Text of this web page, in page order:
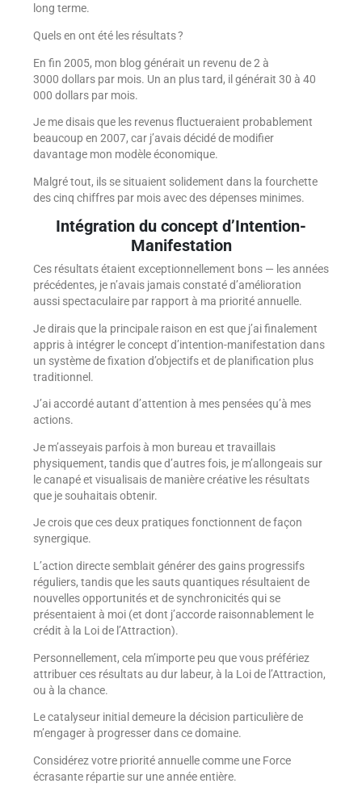
long terme.
Quels en ont été les résultats ?
En fin 2005, mon blog générait un revenu de 2 à
3000 dollars par mois. Un an plus tard, il générait 30 à 40
000 dollars par mois.
Je me disais que les revenus fluctueraient probablement
beaucoup en 2007, car j’avais décidé de modifier
davantage mon modèle économique.
Malgré tout, ils se situaient solidement dans la fourchette
des cinq chiffres par mois avec des dépenses minimes.
Intégration du concept d’Intention-
Manifestation
Ces résultats étaient exceptionnellement bons — les années
précédentes, je n’avais jamais constaté d’amélioration
aussi spectaculaire par rapport à ma priorité annuelle.
Je dirais que la principale raison en est que j’ai finalement
appris à intégrer le concept d’intention-manifestation dans
un système de fixation d’objectifs et de planification plus
traditionnel.
J’ai accordé autant d’attention à mes pensées qu’à mes
actions.
Je m’asseyais parfois à mon bureau et travaillais
physiquement, tandis que d’autres fois, je m’allongeais sur
le canapé et visualisais de manière créative les résultats
que je souhaitais obtenir.
Je crois que ces deux pratiques fonctionnent de façon
synergique.
L’action directe semblait générer des gains progressifs
réguliers, tandis que les sauts quantiques résultaient de
nouvelles opportunités et de synchronicités qui se
présentaient à moi (et dont j’accorde raisonnablement le
crédit à la Loi de l’Attraction).
Personnellement, cela m’importe peu que vous préfériez
attribuer ces résultats au dur labeur, à la Loi de l’Attraction,
ou à la chance.
Le catalyseur initial demeure la décision particulière de
m’engager à progresser dans ce domaine.
Considérez votre priorité annuelle comme une Force
écrasante répartie sur une année entière.